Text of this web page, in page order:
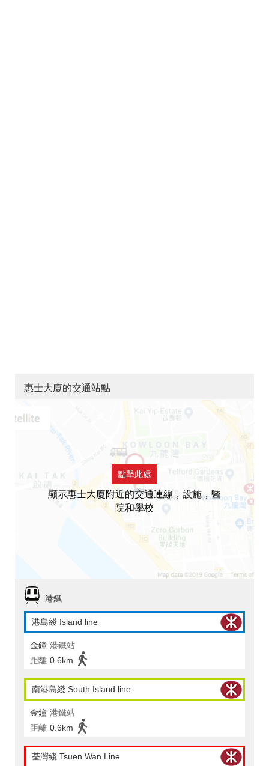
惠士大廈的交通站點
點擊此處
顯示惠士大廈附近的交通連線，設施，醫
院和學校
港鐵
港島綫 Island line
金鐘 港鐵站
距離 0.6km
南港島綫 South Island line
金鐘 港鐵站
距離 0.6km
荃灣綫 Tsuen Wan Line